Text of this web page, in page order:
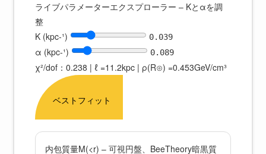
ライブパラメーターエクスプローラー – Kとαを調
整
K (kpc-¹)
0.039
α (kpc-¹) 0.089
χ²/dof：0.238 | ℓ =11.2kpc | ρ(R⊙) =0.453GeV/cm³
ベストフィット
内包質量M(<r) – 可視円盤、BeeTheory暗黒質